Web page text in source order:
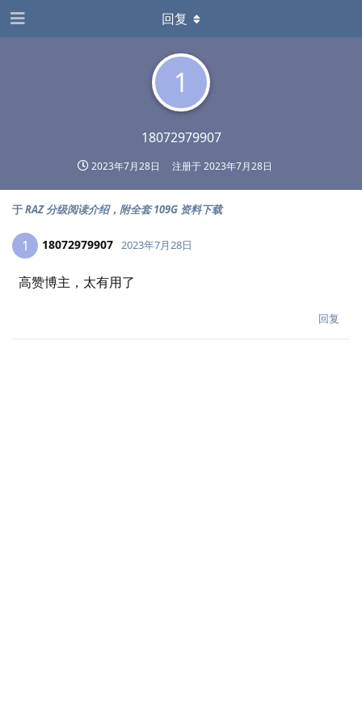
1
18072979907
2023年7月28日 注册于2023年7月28日
回复
于RAZ 分级阅读介绍，附全套 109G 资料下载
1 18072979907 2023年7月28日
高赞博主，太有用了
回复